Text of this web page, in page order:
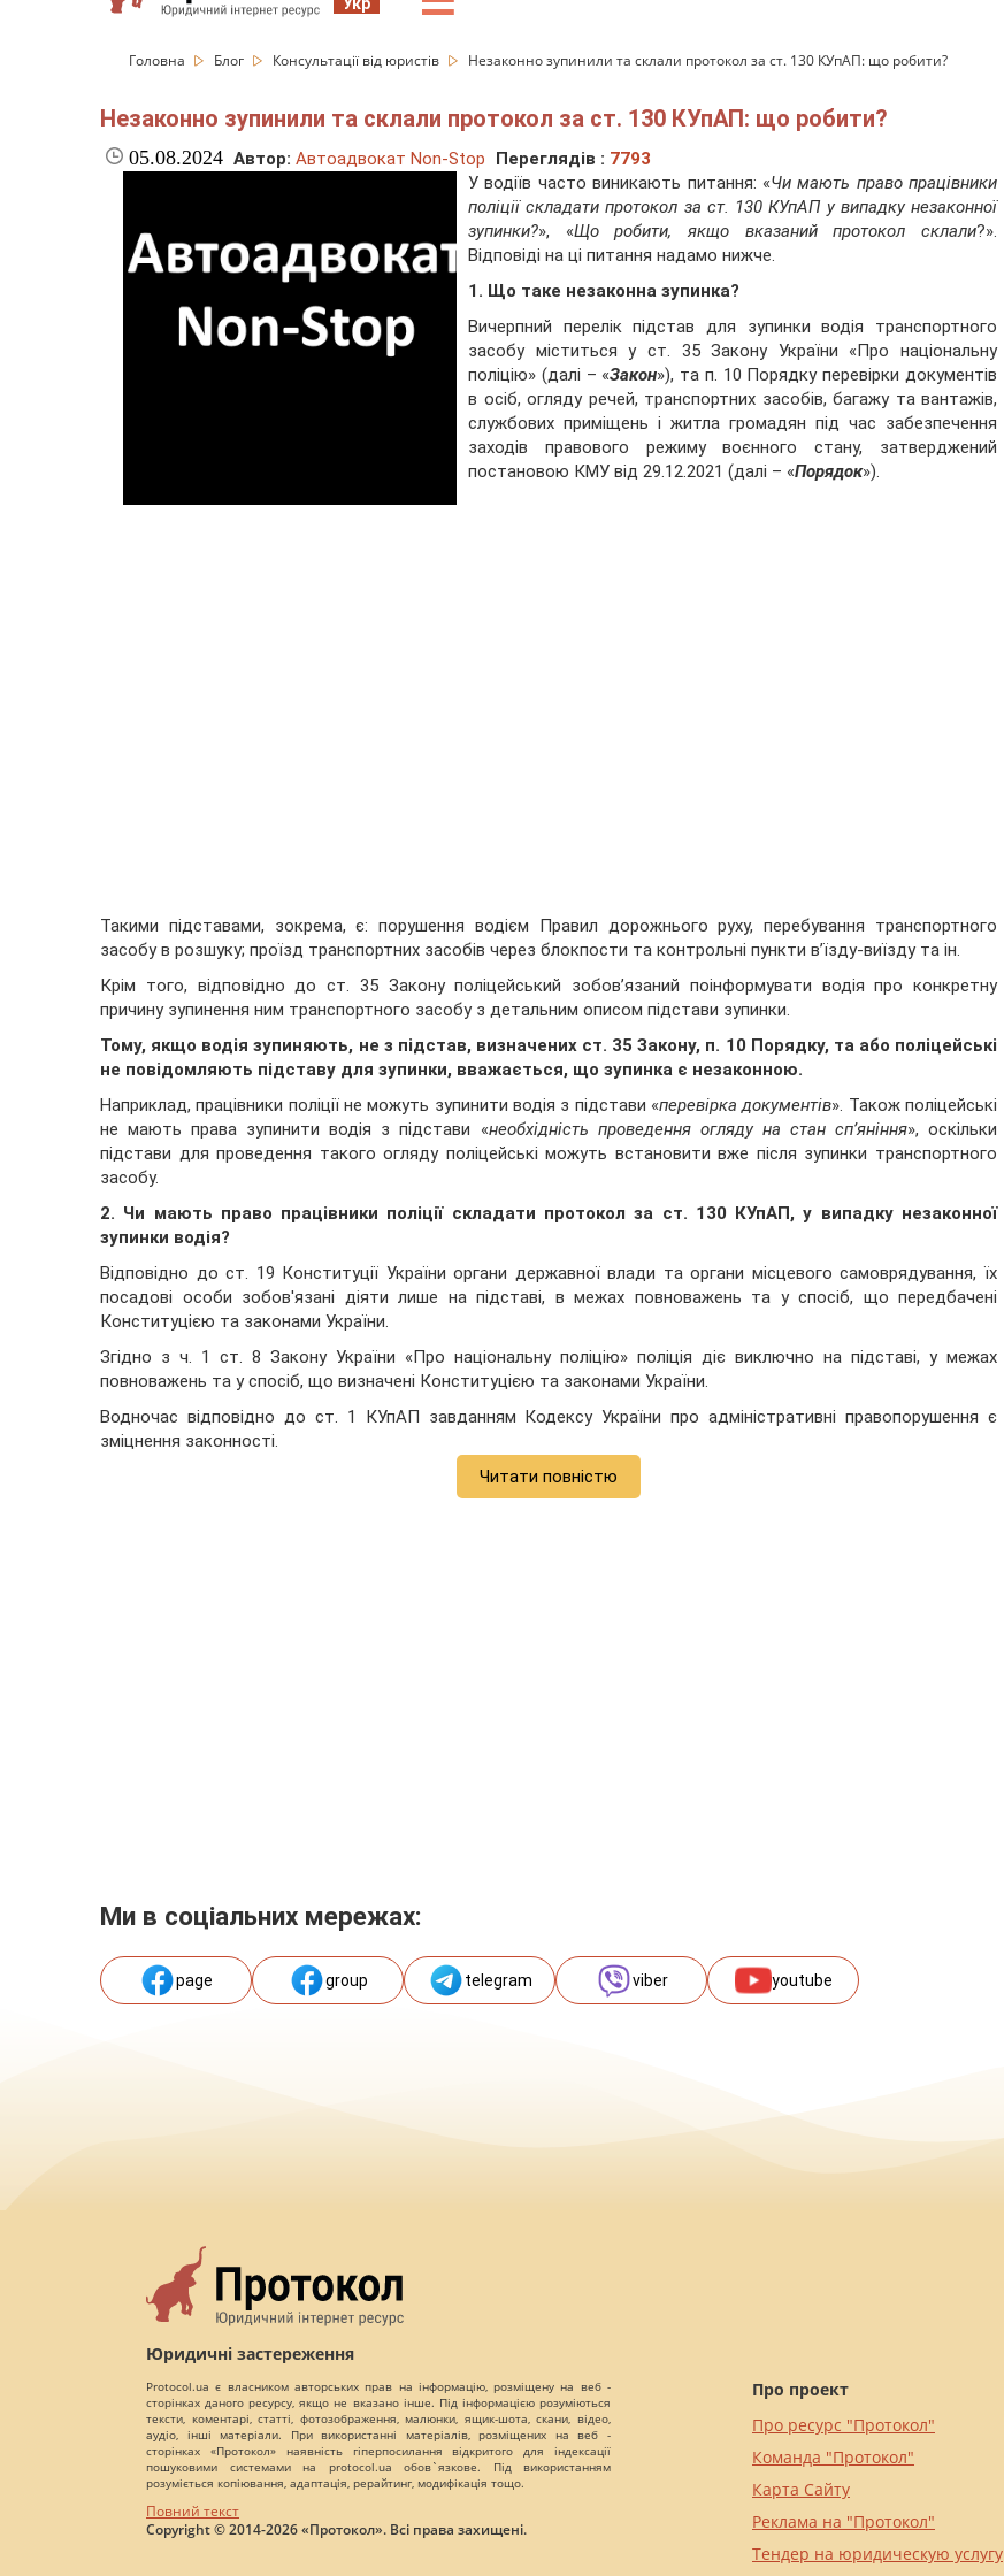
Головна Блог Консультації від юристів Незаконно зупинили та склали протокол за ст. 130 КУпАП: що робити?
Незаконно зупинили та склали протокол за ст. 130 КУпАП: що робити?
05.08.2024 Автор: Автоадвокат Non-Stop Переглядів : 7793
У водіїв часто виникають питання: «Чи мають право працівники
поліції складати протокол за ст. 130 КУпАП у випадку незаконної
зупинки?», «Що робити, якщо вказаний протокол склали?».
Відповіді на ці питання надамо нижче.
1. Що таке незаконна зупинка?
Вичерпний перелік підстав для зупинки водія транспортного
засобу міститься у ст. 35 Закону України «Про національну
поліцію» (далі – «Закон»), та п. 10 Порядку перевірки документів
в осіб, огляду речей, транспортних засобів, багажу та вантажів,
службових приміщень і житла громадян під час забезпечення
заходів правового режиму воєнного стану, затверджений
постановою КМУ від 29.12.2021 (далі – «Порядок»).
Такими підставами, зокрема, є: порушення водієм Правил дорожнього руху, перебування транспортного
засобу в розшуку; проїзд транспортних засобів через блокпости та контрольні пункти в’їзду-виїзду та ін.
Крім того, відповідно до ст. 35 Закону поліцейський зобов’язаний поінформувати водія про конкретну
причину зупинення ним транспортного засобу з детальним описом підстави зупинки.
Тому, якщо водія зупиняють, не з підстав, визначених ст. 35 Закону, п. 10 Порядку, та або поліцейські
не повідомляють підставу для зупинки, вважається, що зупинка є незаконною.
Наприклад, працівники поліції не можуть зупинити водія з підстави «перевірка документів». Також поліцейські
не мають права зупинити водія з підстави «необхідність проведення огляду на стан сп’яніння», оскільки
підстави для проведення такого огляду поліцейські можуть встановити вже після зупинки транспортного
засобу.
2. Чи мають право працівники поліції складати протокол за ст. 130 КУпАП, у випадку незаконної
зупинки водія?
Відповідно до ст. 19 Конституції України органи державної влади та органи місцевого самоврядування, їх
посадові особи зобов'язані діяти лише на підставі, в межах повноважень та у спосіб, що передбачені
Конституцією та законами України.
Згідно з ч. 1 ст. 8 Закону України «Про національну поліцію» поліція діє виключно на підставі, у межах
повноважень та у спосіб, що визначені Конституцією та законами України.
Водночас відповідно до ст. 1 КУпАП завданням Кодексу України про адміністративні правопорушення є
зміцнення законності.
Читати повністю
Ми в соціальних мережах:
page group telegram viber youtube
Юридичні застереження
Protocol.ua є власником авторських прав на інформацію, розміщену на веб -
сторінках даного ресурсу, якщо не вказано інше. Під інформацією розуміються
тексти, коментарі, статті, фотозображення, малюнки, ящик-шота, скани, відео,
аудіо, інші матеріали. При використанні матеріалів, розміщених на веб -
сторінках «Протокол» наявність гіперпосилання відкритого для індексації
пошуковими системами на protocol.ua обов`язкове. Під використанням
розуміється копіювання, адаптація, рерайтинг, модифікація тощо.
Повний текст
Copyright © 2014-2026 «Протокол». Всі права захищені.
Про проект
Про ресурс "Протокол"
Команда "Протокол"
Карта Сайту
Реклама на "Протокол"
Тендер на юридическую услугу